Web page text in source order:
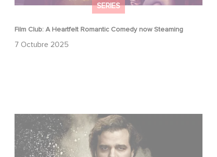
SERIES
Film Club: A Heartfelt Romantic Comedy now Steaming
7 Octubre 2025
Narcos: 10 anni di una serie di successo targata
Gaumont